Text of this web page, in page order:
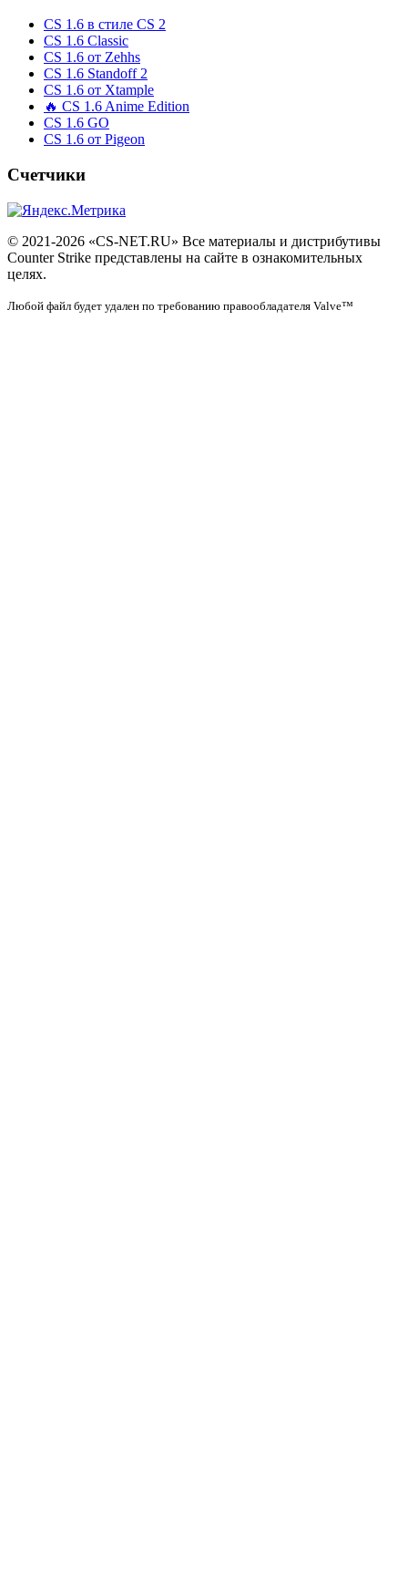
CS 1.6 в стиле CS 2
CS 1.6 Classic
CS 1.6 от Zehhs
CS 1.6 Standoff 2
CS 1.6 от Xtample
🔥 CS 1.6 Anime Edition
CS 1.6 GO
CS 1.6 от Pigeon
Счетчики
© 2021-2026 «CS-NET.RU» Все материалы и дистрибутивы
Counter Strike представлены на сайте в ознакомительных
целях.
Любой файл будет удален по требованию правообладателя Valve™